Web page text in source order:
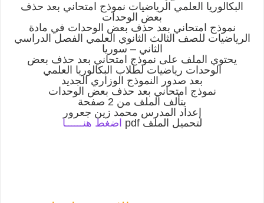
البكالوريا العلمي الرياضيات نموذج امتحاني بعد حذف
بعض الوحدات
نموذج امتحاني بعد حذف بعض الوحدات في مادة
الرياضيات للصف الثالث الثانوي العلمي الفصل الدراسي
الثاني – سوريا
يحتوي الملف على نموذج امتحاني بعد حذف بعض
الوحدات رياضيات لطلاب البكالوريا العلمي
بعد صدور النموذج الوزاري الجديد
نموذج امتحاني بعد حذف بعض الوحدات
يتألف الملف من 2 صفحة
إعداد المدرس محمد زين جعرور
لتحميل الملف pdf
اضغط هنــــــا